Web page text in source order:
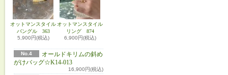
オットマンスタイル
バングル 363
5,900円(税込)
オットマンスタイル
リング 874
6,900円(税込)
No.4
オールドキリムの斜め
がけバッグ☆K14-013
16,900円(税込)